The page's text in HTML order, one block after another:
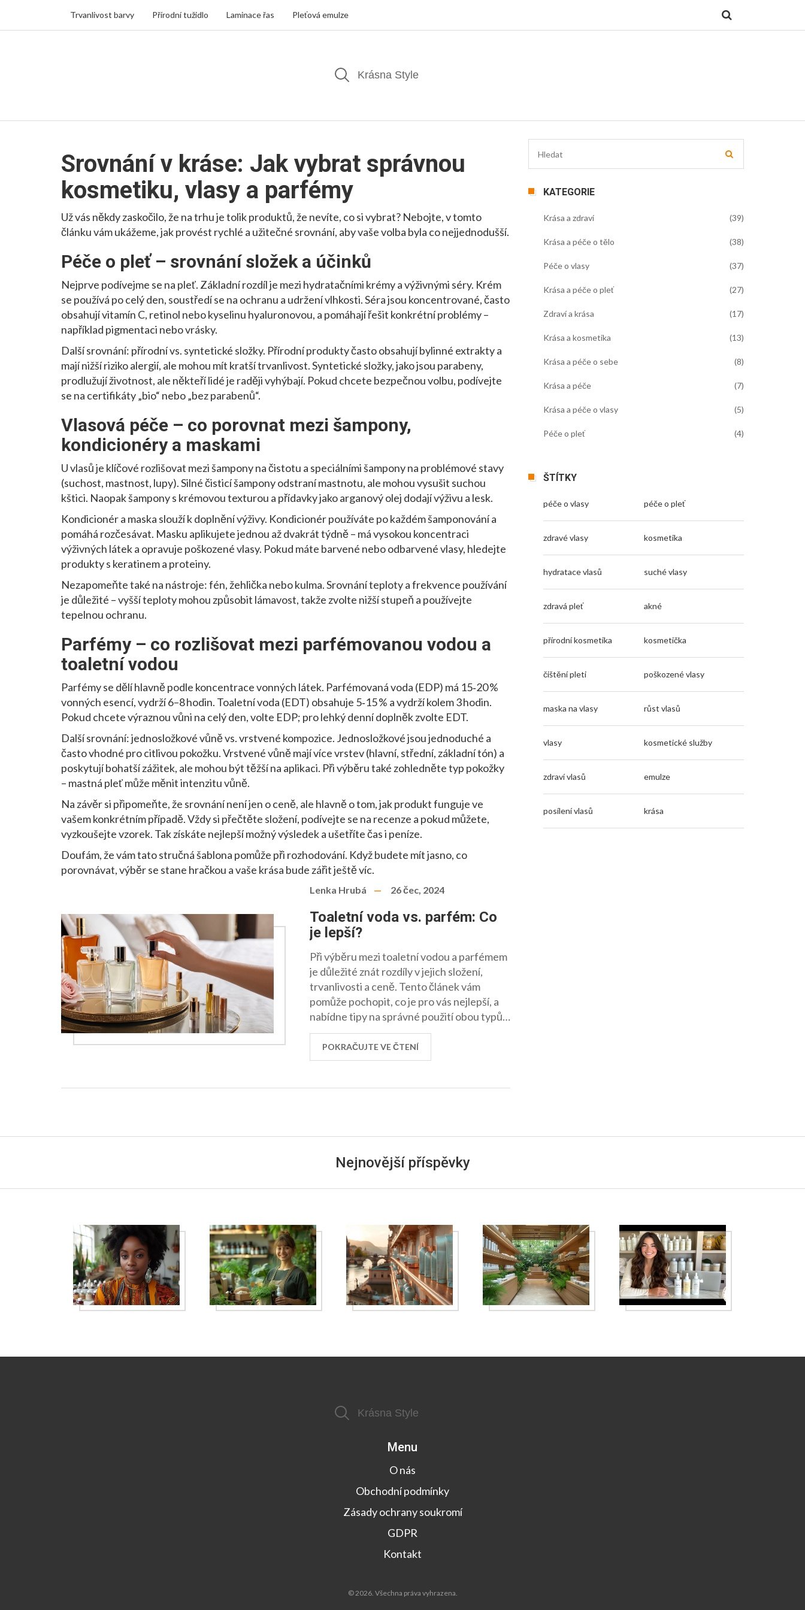
Trvanlivost barvy Přírodní tužidlo Laminace řas Pleťová emulze
Srovnání v kráse: Jak vybrat správnou
kosmetiku, vlasy a parfémy
Už vás někdy zaskočilo, že na trhu je tolik produktů, že nevíte, co si vybrat? Nebojte, v tomto
článku vám ukážeme, jak provést rychlé a užitečné srovnání, aby vaše volba byla co nejjednodušší.
Péče o pleť – srovnání složek a účinků
Nejprve podívejme se na pleť. Základní rozdíl je mezi hydratačními krémy a výživnými séry. Krém
se používá po celý den, soustředí se na ochranu a udržení vlhkosti. Séra jsou koncentrované, často
obsahují vitamín C, retinol nebo kyselinu hyaluronovou, a pomáhají řešit konkrétní problémy –
například pigmentaci nebo vrásky.
Další srovnání: přírodní vs. syntetické složky. Přírodní produkty často obsahují bylinné extrakty a
mají nižší riziko alergií, ale mohou mít kratší trvanlivost. Syntetické složky, jako jsou parabeny,
prodlužují životnost, ale někteří lidé je raději vyhýbají. Pokud chcete bezpečnou volbu, podívejte
se na certifikáty „bio“ nebo „bez parabenů“.
Vlasová péče – co porovnat mezi šampony,
kondicionéry a maskami
U vlasů je klíčové rozlišovat mezi šampony na čistotu a speciálními šampony na problémové stavy
(suchost, mastnost, lupy). Silné čisticí šampony odstraní mastnotu, ale mohou vysušit suchou
kštici. Naopak šampony s krémovou texturou a přídavky jako arganový olej dodají výživu a lesk.
Kondicionér a maska slouží k doplnění výživy. Kondicionér používáte po každém šamponování a
pomáhá rozčesávat. Masku aplikujete jednou až dvakrát týdně – má vysokou koncentraci
výživných látek a opravuje poškozené vlasy. Pokud máte barvené nebo odbarvené vlasy, hledejte
produkty s keratinem a proteiny.
Nezapomeňte také na nástroje: fén, žehlička nebo kulma. Srovnání teploty a frekvence používání
je důležité – vyšší teploty mohou způsobit lámavost, takže zvolte nižší stupeň a používejte
tepelnou ochranu.
Parfémy – co rozlišovat mezi parfémovanou vodou a
toaletní vodou
Parfémy se dělí hlavně podle koncentrace vonných látek. Parfémovaná voda (EDP) má 15‑20 %
vonných esencí, vydrží 6–8 hodin. Toaletní voda (EDT) obsahuje 5‑15 % a vydrží kolem 3 hodin.
Pokud chcete výraznou vůni na celý den, volte EDP; pro lehký denní doplněk zvolte EDT.
Další srovnání: jednosložkové vůně vs. vrstvené kompozice. Jednosložkové jsou jednoduché a
často vhodné pro citlivou pokožku. Vrstvené vůně mají více vrstev (hlavní, střední, základní tón) a
poskytují bohatší zážitek, ale mohou být těžší na aplikaci. Při výběru také zohledněte typ pokožky
– mastná pleť může měnit intenzitu vůně.
Na závěr si připomeňte, že srovnání není jen o ceně, ale hlavně o tom, jak produkt funguje ve
vašem konkrétním případě. Vždy si přečtěte složení, podívejte se na recenze a pokud můžete,
vyzkoušejte vzorek. Tak získáte nejlepší možný výsledek a ušetříte čas i peníze.
Doufám, že vám tato stručná šablona pomůže při rozhodování. Když budete mít jasno, co
porovnávat, výběr se stane hračkou a vaše krása bude zářit ještě víc.
Lenka Hrubá 26 čec, 2024
Toaletní voda vs. parfém: Co
je lepší?
Při výběru mezi toaletní vodou a parfémem
je důležité znát rozdíly v jejich složení,
trvanlivosti a ceně. Tento článek vám
pomůže pochopit, co je pro vás nejlepší, a
nabídne tipy na správné použití obou typů
vůní.
POKRAČUJTE VE ČTENÍ
KATEGORIE
Krása a zdraví (39)
Krása a péče o tělo (38)
Péče o vlasy (37)
Krása a péče o pleť (27)
Zdraví a krása (17)
Krása a kosmetika (13)
Krása a péče o sebe (8)
Krása a péče (7)
Krása a péče o vlasy (5)
Péče o pleť (4)
ŠTÍTKY
péče o vlasy péče o pleť
zdravé vlasy kosmetika
hydratace vlasů suché vlasy
zdravá pleť akné
přírodní kosmetika kosmetička
čištění pleti poškozené vlasy
maska na vlasy růst vlasů
vlasy kosmetické služby
zdraví vlasů emulze
posílení vlasů krása
Nejnovější příspěvky
Menu
O nás
Obchodní podmínky
Zásady ochrany soukromí
GDPR
Kontakt
© 2026. Všechna práva vyhrazena.